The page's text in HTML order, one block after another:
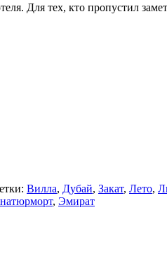
Для тех, кто пропустил
Вилла, Дубай, Закат, Лето,
, Эмират